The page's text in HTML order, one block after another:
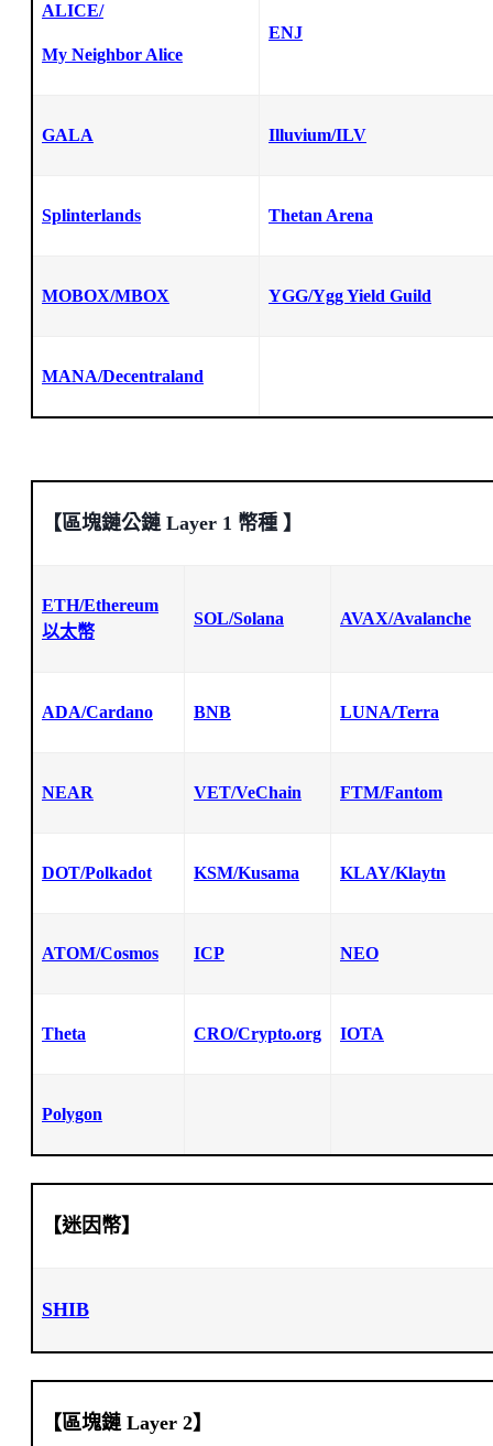
ALICE/
My Neighbor Alice
ENJ
GALA Illuvium/ILV
Splinterlands Thetan Arena
MOBOX/MBOX YGG/Ygg Yield Guild
MANA/Decentraland
【區塊鏈公鏈 Layer 1 幣種 】
ETH/Ethereum
以太幣
SOL/Solana AVAX/Avalanche
ADA/Cardano BNB LUNA/Terra
NEAR VET/VeChain FTM/Fantom
DOT/Polkadot KSM/Kusama KLAY/Klaytn
ATOM/Cosmos ICP NEO
Theta CRO/Crypto.org IOTA
Polygon
【迷因幣】
SHIB
【區塊鏈 Layer 2】